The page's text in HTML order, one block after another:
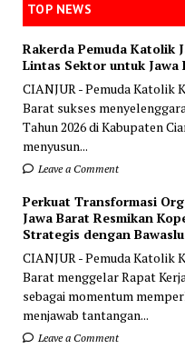
TOP NEWS
Rakerda Pemuda Katolik
Lintas Sektor untuk Jawa
CIANJUR - Pemuda Katolik
Barat sukses
Tahun 2026 di Kabupaten
menyusun...
Leave a Comment
Perkuat Transformasi
Jawa Barat Resmikan
Strategis dengan
CIANJUR - Pemuda Katolik
Barat menggelar Rapat
sebagai momentum
menjawab tantangan...
Leave a Comment